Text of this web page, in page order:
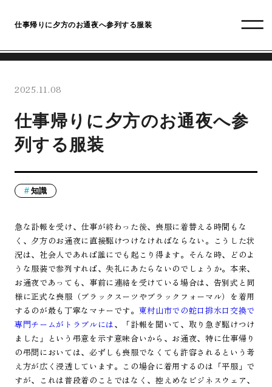
仕事帰りに夕方のお通夜へ参列する服装
2025.11.08
仕事帰りに夕方のお通夜へ参
列する服装
知識
急な訃報を受け、仕事が終わった後、喪服に着替える時間もな
く、夕方のお通夜に直接駆けつけなければならない。こうした状
況は、社会人であれば誰にでも起こり得ます。そんな時、どのよ
うな服装で参列すれば、失礼にあたらないのでしょうか。本来、
お通夜であっても、事前に連絡を受けている場合は、告別式と同
様に正式な喪服（ブラックスーツやブラックフォーマル）を着用
するのが最も丁寧なマナーです。 東村山市での蛇口排水口交換で
専門チームがトラブルには、「訃報を聞いて、取り急ぎ駆けつけ
ました」という弔意を示す意味合いから、お通夜、特に仕事帰り
の弔問においては、必ずしも喪服でなくても許容されるという考
え方が広く浸透しています。この場合に着用するのは「平服」で
すが、これは普段着のことではなく、控えめなビジネスウェア、